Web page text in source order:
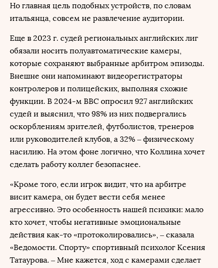
Но главная цель подобных устройств, по словам
итальянца, совсем не развлечение аудитории.
Еще в 2023 г. судей региональных английских лиг
обязали носить полуавтоматические камеры,
которые сохраняют выбранные арбитром эпизоды.
Внешне они напоминают видеорегистраторы
контролеров и полицейских, выполняя схожие
функции. В 2024-м BBC опросил 927 английских
судей и выяснил, что 98% из них подвергались
оскорблениям зрителей, футболистов, тренеров
или руководителей клубов, а 32% – физическому
насилию. На этом фоне логично, что Коллина хочет
сделать работу коллег безопаснее.
«Кроме того, если игрок видит, что на арбитре
висит камера, он будет вести себя менее
агрессивно. Это особенность нашей психики: мало
кто хочет, чтобы негативные эмоциональные
действия как-то «протоколировались», – сказала
«Ведомости. Спорту» спортивный психолог Ксения
Татаурова. – Мне кажется, ход с камерами сделает